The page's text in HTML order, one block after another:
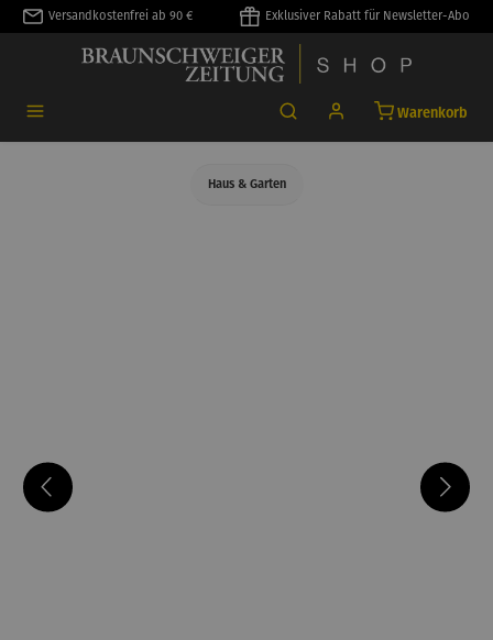
springen
Versandkostenfrei ab 90 € Exklusiver Rabatt für Newsletter-Abo
Warenkorb
Haus & Garten